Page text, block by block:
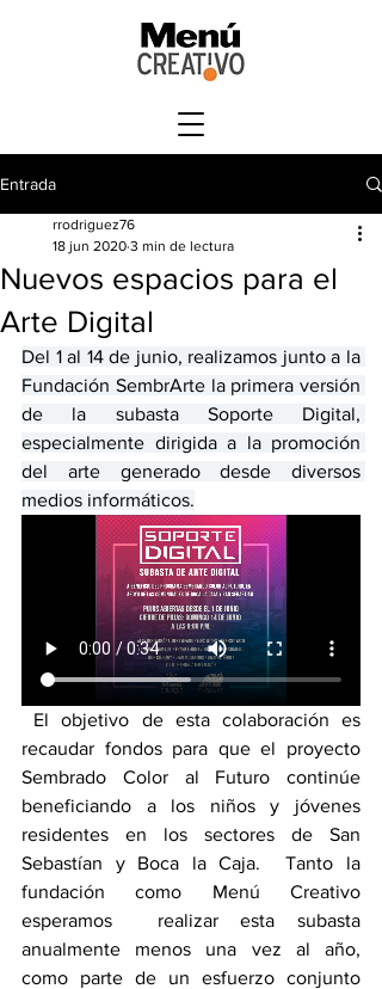
Entrada
Nuevos espacios para el
Arte Digital
rrodriguez76
18 jun 2020 3 min de lectura
Del 1 al 14 de junio, realizamos junto a la
Fundación SembrArte la primera versión
de la subasta Soporte Digital,
especialmente dirigida a la promoción
del arte generado desde diversos
medios informáticos.
recaudar fondos para que el proyecto
Sembrado Color al Futuro continúe
beneficiando a los niños y jóvenes
residentes en los sectores de San
Sebastían y Boca la Caja.  Tanto la
fundación como Menú Creativo
esperamos  realizar esta subasta
anualmente menos una vez al año,
como parte de un esfuerzo conjunto